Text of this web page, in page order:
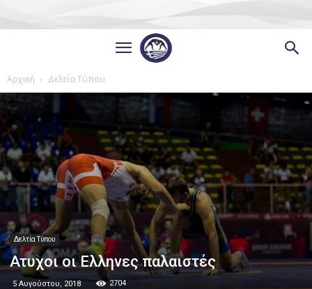
Αρχική Δελτία Τύπου
Δελτία Τύπου
Ατυχοι οι Ελληνες παλαιστές
5 Αυγούστου, 2018 2704